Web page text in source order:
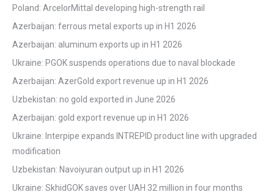
Poland: ArcelorMittal developing high-strength rail
Azerbaijan: ferrous metal exports up in H1 2026
Azerbaijan: aluminum exports up in H1 2026
Ukraine: PGOK suspends operations due to naval blockade
Azerbaijan: AzerGold export revenue up in H1 2026
Uzbekistan: no gold exported in June 2026
Azerbaijan: gold export revenue up in H1 2026
Ukraine: Interpipe expands INTREPID product line with upgraded
modification
Uzbekistan: Navoiyuran output up in H1 2026
Ukraine: SkhidGOK saves over UAH 32 million in four months